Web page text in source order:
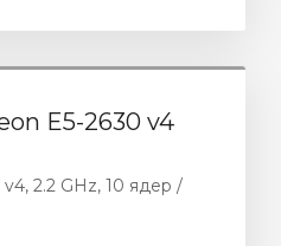
E5-2630 v4
2.2 GHz, 10 ядер /